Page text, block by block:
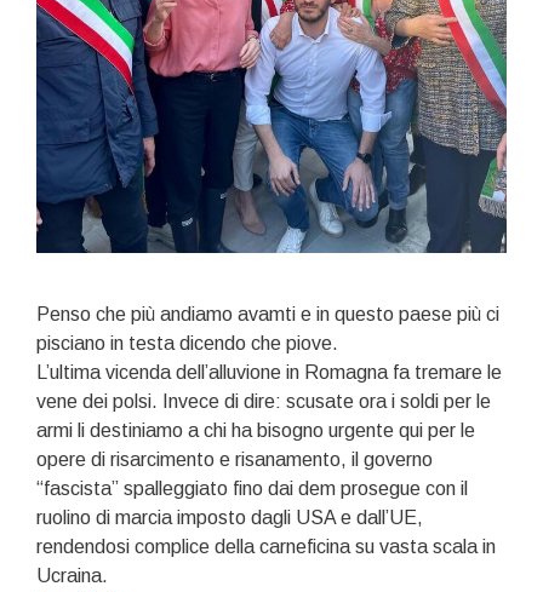
Penso che più andiamo avamti e in questo paese più ci
pisciano in testa dicendo che piove.
L’ultima vicenda dell’alluvione in Romagna fa tremare le
vene dei polsi. Invece di dire: scusate ora i soldi per le
armi li destiniamo a chi ha bisogno urgente qui per le
opere di risarcimento e risanamento, il governo
“fascista” spalleggiato fino dai dem prosegue con il
ruolino di marcia imposto dagli USA e dall’UE,
rendendosi complice della carneficina su vasta scala in
Ucraina.